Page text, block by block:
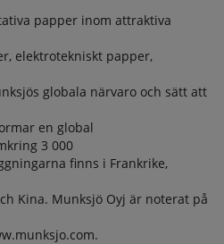
papper inom attraktiva
elektrotekniskt papper,
globala närvaro och sätt att
en global
3 000
finns i Frankrike,
Kina. Munksjö Oyj är noterat på